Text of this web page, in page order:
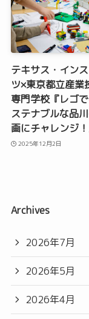
テキサス・イン
ツ×東京都立産業
専門学校『レゴ
ステナブルな品
画にチャレンジ！
2025年12月2日
Archives
2026年7月
2026年5月
2026年4月